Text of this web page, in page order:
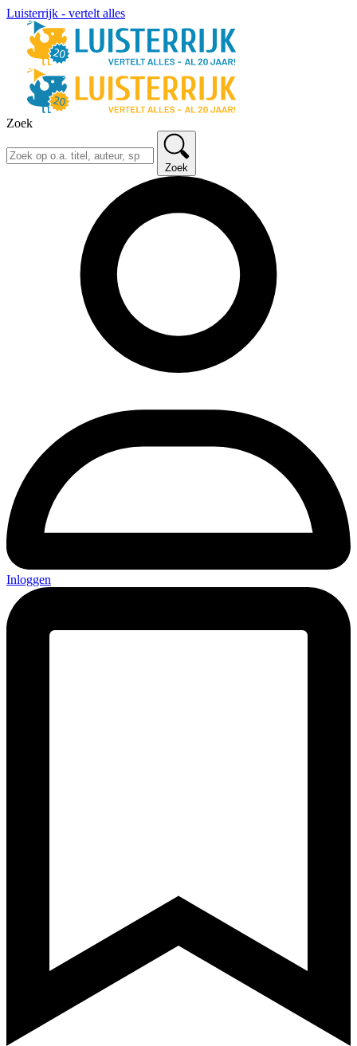
Luisterrijk - vertelt alles
Zoek
Zoek
Inloggen